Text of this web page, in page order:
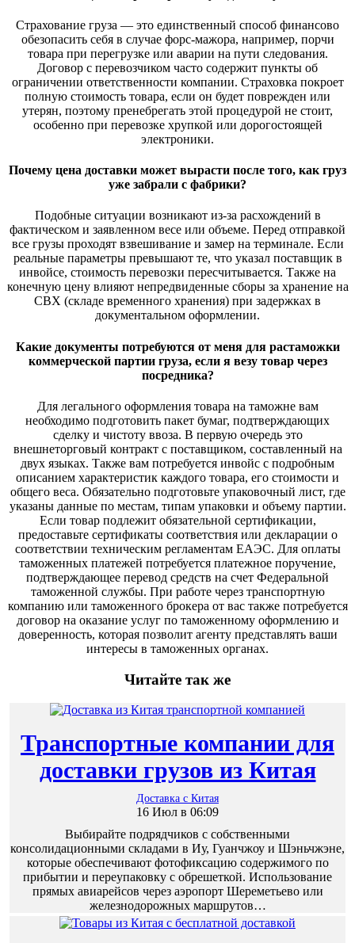
Страхование груза — это единственный способ финансово
обезопасить себя в случае форс-мажора, например, порчи
товара при перегрузке или аварии на пути следования.
Договор с перевозчиком часто содержит пункты об
ограничении ответственности компании. Страховка покроет
полную стоимость товара, если он будет поврежден или
утерян, поэтому пренебрегать этой процедурой не стоит,
особенно при перевозке хрупкой или дорогостоящей
электроники.
Почему цена доставки может вырасти после того, как груз
уже забрали с фабрики?
Подобные ситуации возникают из-за расхождений в
фактическом и заявленном весе или объеме. Перед отправкой
все грузы проходят взвешивание и замер на терминале. Если
реальные параметры превышают те, что указал поставщик в
инвойсе, стоимость перевозки пересчитывается. Также на
конечную цену влияют непредвиденные сборы за хранение на
СВХ (складе временного хранения) при задержках в
документальном оформлении.
Какие документы потребуются от меня для растаможки
коммерческой партии груза, если я везу товар через
посредника?
Для легального оформления товара на таможне вам
необходимо подготовить пакет бумаг, подтверждающих
сделку и чистоту ввоза. В первую очередь это
внешнеторговый контракт с поставщиком, составленный на
двух языках. Также вам потребуется инвойс с подробным
описанием характеристик каждого товара, его стоимости и
общего веса. Обязательно подготовьте упаковочный лист, где
указаны данные по местам, типам упаковки и объему партии.
Если товар подлежит обязательной сертификации,
предоставьте сертификаты соответствия или декларации о
соответствии техническим регламентам ЕАЭС. Для оплаты
таможенных платежей потребуется платежное поручение,
подтверждающее перевод средств на счет Федеральной
таможенной службы. При работе через транспортную
компанию или таможенного брокера от вас также потребуется
договор на оказание услуг по таможенному оформлению и
доверенность, которая позволит агенту представлять ваши
интересы в таможенных органах.
Читайте так же
Транспортные компании для
доставки грузов из Китая
Доставка с Китая
16 Июл в 06:09
Выбирайте подрядчиков с собственными
консолидационными складами в Иу, Гуанчжоу и Шэньчжэне,
которые обеспечивают фотофиксацию содержимого по
прибытии и переупаковку с обрешеткой. Использование
прямых авиарейсов через аэропорт Шереметьево или
железнодорожных маршрутов…